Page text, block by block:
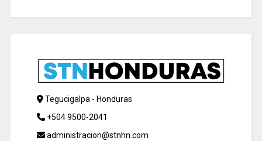
Tegucigalpa - Honduras
+504 9500-2041
administracion@stnhn.com